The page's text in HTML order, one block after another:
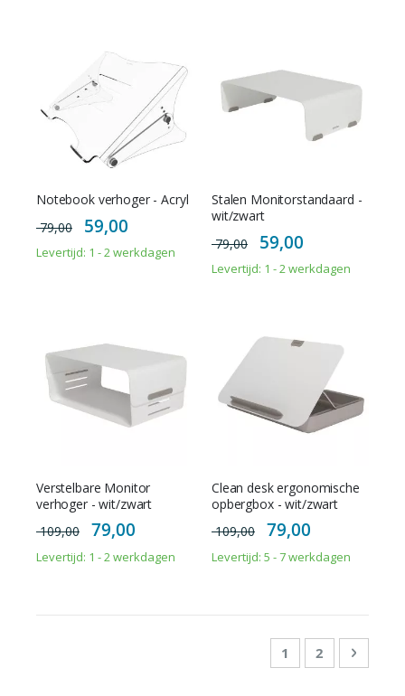
Notebook verhoger - Acryl
79,00
Special
Price
59,00
Levertijd: 1 - 2 werkdagen
Stalen Monitorstandaard -
wit/zwart
79,00
Special
Price
59,00
Levertijd: 1 - 2 werkdagen
Verstelbare Monitor
verhoger - wit/zwart
109,00
Special
Price
79,00
Levertijd: 1 - 2 werkdagen
Clean desk ergonomische
opbergbox - wit/zwart
109,00
Special
Price
79,00
Levertijd: 5 - 7 werkdagen
Pagina
U lees
1 Pagina
2 Pagina